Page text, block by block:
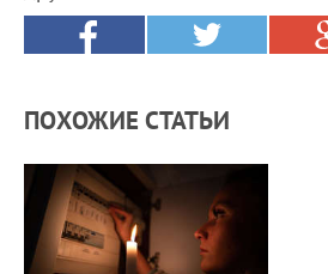
ПОХОЖИЕ СТАТЬИ